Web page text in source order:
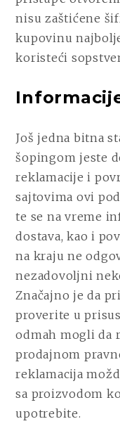
nisu zaštićene
kupovinu
koristeći
Još jedna bitna
šopingom jeste
reklamacije i
sajtovima ovi
te se na vreme
dostava, kao i
na kraju ne
nezadovoljni
Značajno je da
proverite u
odmah mogli da
prodajnom
reklamacija
sa proizvodom
upotrebite.